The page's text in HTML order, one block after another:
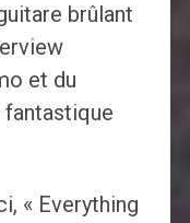
brûlant
et du
« Everything